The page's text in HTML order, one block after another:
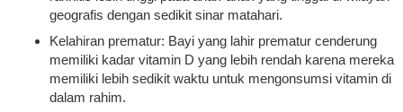
geografis dengan sedikit sinar matahari.
Kelahiran prematur: Bayi yang lahir prematur cenderung
memiliki kadar vitamin D yang lebih rendah karena mereka
memiliki lebih sedikit waktu untuk mengonsumsi vitamin di
dalam rahim.